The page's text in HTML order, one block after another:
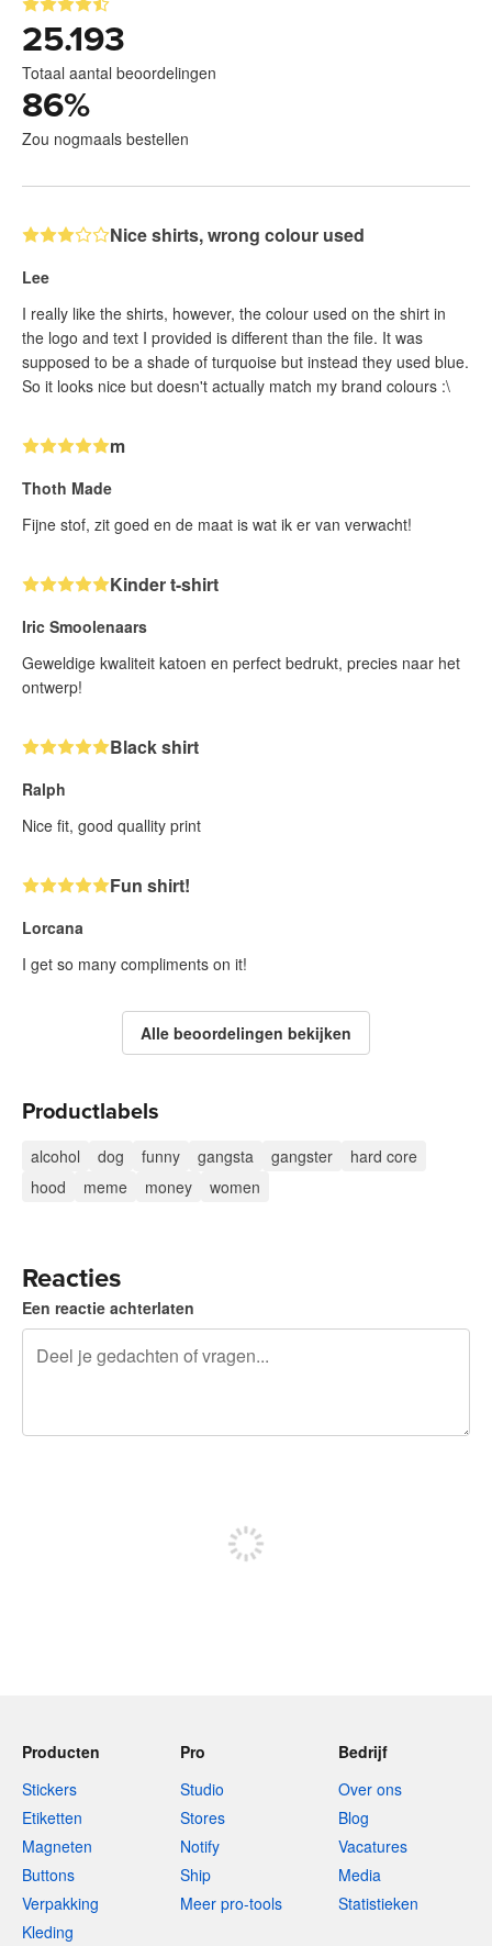
25.193
Totaal aantal beoordelingen
86%
Zou nogmaals bestellen
Nice shirts, wrong colour used
Lee
I really like the shirts, however, the colour used on the shirt in
the logo and text I provided is different than the file. It was
supposed to be a shade of turquoise but instead they used blue.
So it looks nice but doesn't actually match my brand colours :\
m
Thoth Made
Fijne stof, zit goed en de maat is wat ik er van verwacht!
Kinder t-shirt
Iric Smoolenaars
Geweldige kwaliteit katoen en perfect bedrukt, precies naar het
ontwerp!
Black shirt
Ralph
Nice fit, good quallity print
Fun shirt!
Lorcana
I get so many compliments on it!
Alle beoordelingen bekijken
Productlabels
alcohol dog funny gangsta gangster
hard core
hood
meme money women
Reacties
Een reactie achterlaten
Producten
Stickers
Etiketten
Magneten
Buttons
Verpakking
Kleding
Pro
Studio
Stores
Notify
Ship
Meer pro-tools
Bedrijf
Over ons
Blog
Vacatures
Media
Statistieken